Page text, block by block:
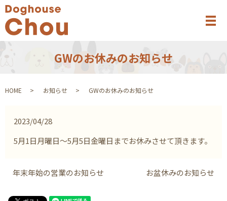
メ
GWのお休みのお知らせ
HOME お知らせ GWのお休みのお知らせ
2023/04/28
5月1日月曜日～5月5日金曜日までお休みさせて頂きます。
年末年始の営業のお知らせ お盆休みのお知らせ